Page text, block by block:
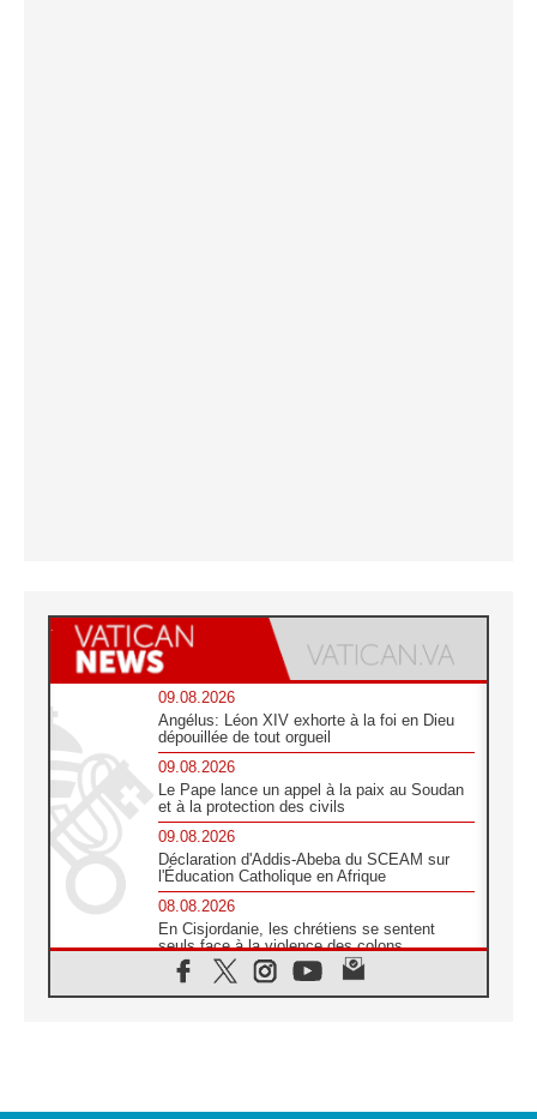
09.08.2026
Angélus: Léon XIV exhorte à la foi en Dieu
dépouillée de tout orgueil
09.08.2026
Le Pape lance un appel à la paix au Soudan
et à la protection des civils
09.08.2026
Déclaration d'Addis-Abeba du SCEAM sur
l'Éducation Catholique en Afrique
08.08.2026
En Cisjordanie, les chrétiens se sentent
seuls face à la violence des colons
08.08.2026
Léon XIV au sanctuaire de Notre Dame du
08.08.2026